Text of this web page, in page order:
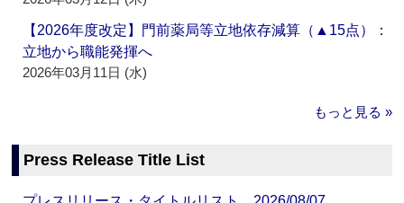
【2026年度改定】門前薬局等立地依存減算（▲15点）：
立地から職能発揮へ
2026年03月11日 (水)
もっと見る »
Press Release Title List